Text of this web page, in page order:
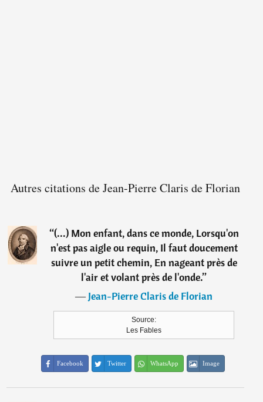
Autres citations de Jean-Pierre Claris de Florian
“(...) Mon enfant, dans ce monde, Lorsqu'on
n'est pas aigle ou requin, Il faut doucement
suivre un petit chemin, En nageant près de
l'air et volant près de l'onde.”
―Jean-Pierre Claris de Florian
Source:
Les Fables
Facebook Twitter WhatsApp Image